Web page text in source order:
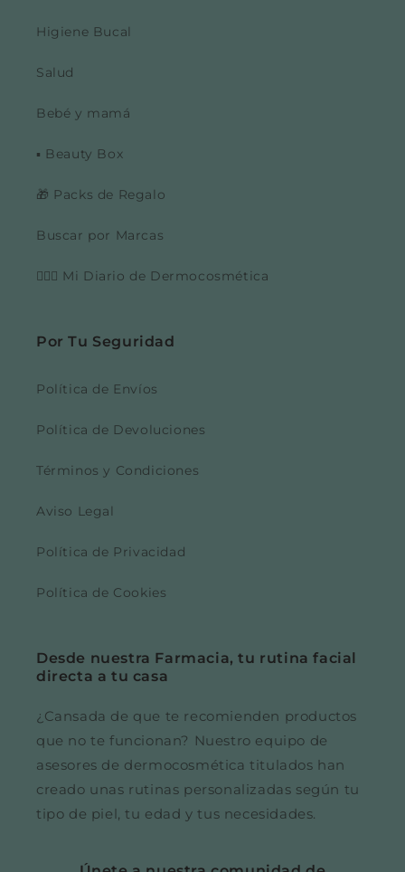
Higiene Bucal
Salud
Bebé y mamá
▪️ Beauty Box
🎁 Packs de Regalo
Buscar por Marcas
👩🏼‍⚕️ Mi Diario de Dermocosmética
Por Tu Seguridad
Política de Envíos
Política de Devoluciones
Términos y Condiciones
Aviso Legal
Política de Privacidad
Política de Cookies
Desde nuestra Farmacia, tu rutina facial
directa a tu casa
¿Cansada de que te recomienden productos
que no te funcionan? Nuestro equipo de
asesores de dermocosmética titulados han
creado unas rutinas personalizadas según tu
tipo de piel, tu edad y tus necesidades.